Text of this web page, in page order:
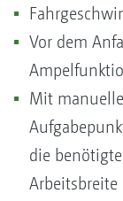
Vor dem
Mit
die
Arbeitsbreite